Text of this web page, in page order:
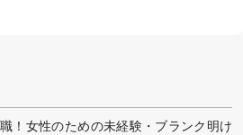
してみましょう。
！女性のための未経験・ブランク明け